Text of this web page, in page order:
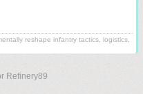
reshape infantry tactics, logistics,
Refinery89